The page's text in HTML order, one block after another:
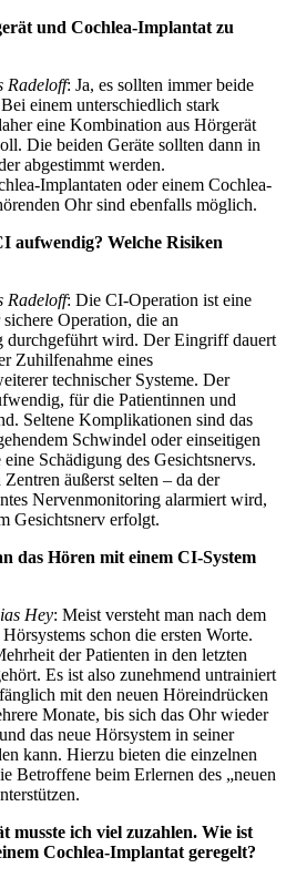
und Cochlea-Implantat zu
Radeloff: Ja, es sollten immer beide
einem unterschiedlich stark
eine Kombination aus Hörgerät
Die beiden Geräte sollten dann in
abgestimmt werden.
Implantaten oder einem Cochlea-
Ohr sind ebenfalls möglich.
aufwendig? Welche Risiken
Radeloff: Die CI-Operation ist eine
Operation, die an
durchgeführt wird. Der Eingriff dauert
Zuhilfenahme eines
technischer Systeme. Der
für die Patientinnen und
Seltene Komplikationen sind das
Schwindel oder einseitigen
Schädigung des Gesichtsnervs.
äußerst selten – da der
Nervenmonitoring alarmiert wird,
Gesichtsnerv erfolgt.
das Hören mit einem CI-System
Hey: Meist versteht man nach dem
schon die ersten Worte.
der Patienten in den letzten
Es ist also zunehmend untrainiert
mit den neuen Höreindrücken
Monate, bis sich das Ohr wieder
das neue Hörsystem in seiner
kann. Hierzu bieten die einzelnen
Betroffene beim Erlernen des „neuen
musste ich viel zuzahlen. Wie ist
Cochlea-Implantat geregelt?